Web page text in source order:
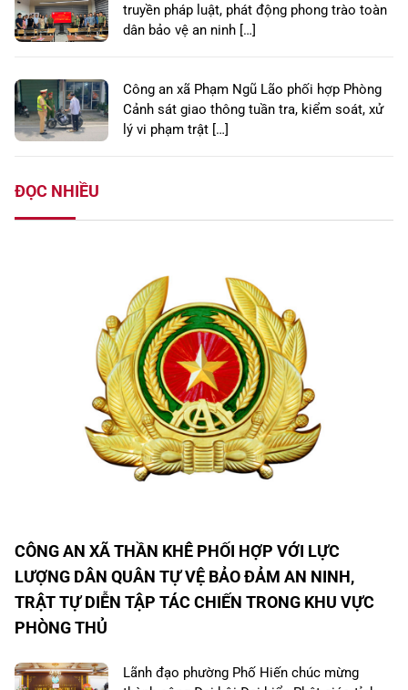
truyền pháp luật, phát động phong trào toàn
dân bảo vệ an ninh […]
Công an xã Phạm Ngũ Lão phối hợp Phòng
Cảnh sát giao thông tuần tra, kiểm soát, xử
lý vi phạm trật […]
ĐỌC NHIỀU
CÔNG AN XÃ THẦN KHÊ PHỐI HỢP VỚI LỰC
LƯỢNG DÂN QUÂN TỰ VỆ BẢO ĐẢM AN NINH,
TRẬT TỰ DIỄN TẬP TÁC CHIẾN TRONG KHU VỰC
PHÒNG THỦ
Lãnh đạo phường Phố Hiến chúc mừng